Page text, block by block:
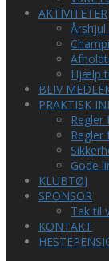
AKTIVITETER
Årshjul
Hjælp
BLIV
PRAKTISK
Regler
Regler
Gode
KLUBTØJ
SPONSOR
Tak til
KONTAKT